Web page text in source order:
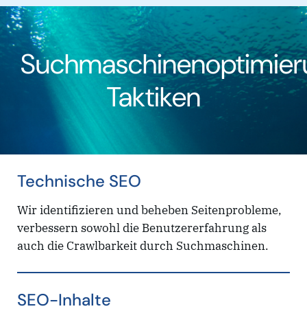
Taktiken
Technische SEO
Wir identifizieren und beheben Seitenprobleme,
verbessern sowohl die Benutzererfahrung als
auch die Crawlbarkeit durch Suchmaschinen.
SEO-Inhalte